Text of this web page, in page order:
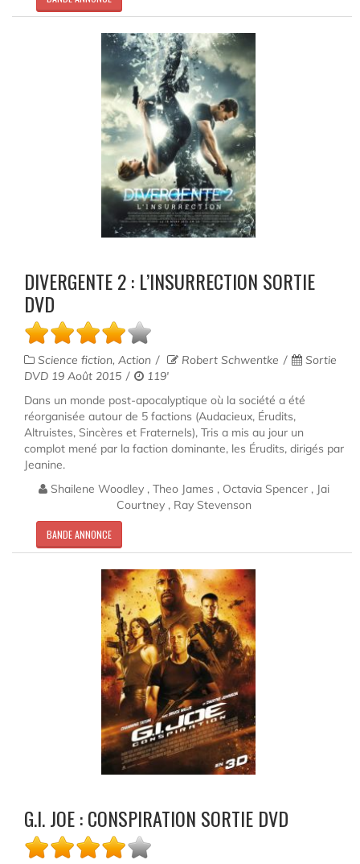
DIVERGENTE 2 : L’INSURRECTION SORTIE
DVD
Science fiction, Action Robert Schwentke
Sortie
DVD 19 Août 2015
119'
Dans un monde post-apocalyptique où la société a été
réorganisée autour de 5 factions (Audacieux, Érudits,
Altruistes, Sincères et Fraternels), Tris a mis au jour un
complot mené par la faction dominante, les Érudits, dirigés par
Jeanine.
Shailene Woodley , Theo James , Octavia Spencer , Jai
Courtney , Ray Stevenson
BANDE ANNONCE
G.I. JOE : CONSPIRATION SORTIE DVD